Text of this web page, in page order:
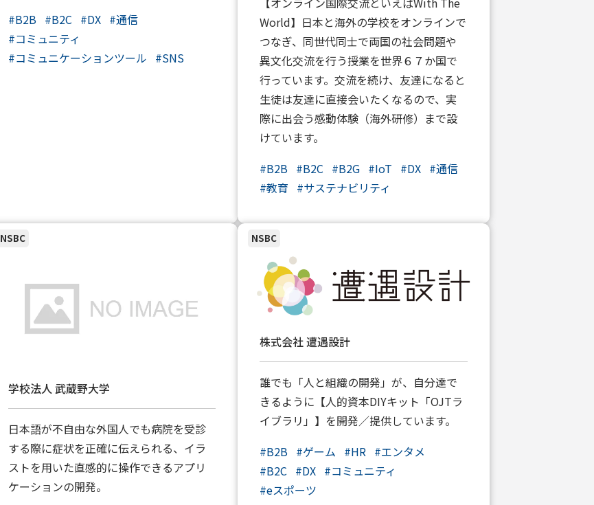
#B2B #B2C #DX #通信
#コミュニティ
#コミュニケーションツール #SNS
World】日本と海外の学校をオンラインで
つなぎ、同世代同士で両国の社会問題や
異文化交流を行う授業を世界６７か国で
行っています。交流を続け、友達になると
生徒は友達に直接会いたくなるので、実
際に出会う感動体験（海外研修）まで設
けています。
#B2B #B2C #B2G #IoT #DX #通信
#教育 #サステナビリティ
NSBC
学校法人 武蔵野大学
日本語が不自由な外国人でも病院を受診
する際に症状を正確に伝えられる、イラ
ストを用いた直感的に操作できるアプリ
ケーションの開発。
NSBC
株式会社 遭遇設計
誰でも「人と組織の開発」が、自分達で
きるように【人的資本DIYキット「OJTラ
イブラリ」】を開発／提供しています。
#B2B #ゲーム #HR #エンタメ
#B2C #DX #コミュニティ
#eスポーツ